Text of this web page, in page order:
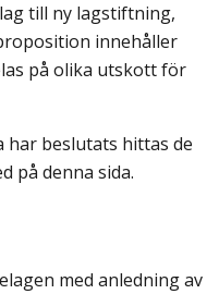
till ny lagstiftning,
innehåller
på olika utskott för
beslutats hittas de
på denna sida.
med anledning av